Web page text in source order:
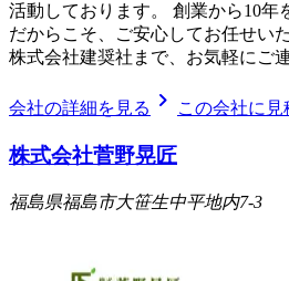
活動しております。 創業から10年
だからこそ、ご安心してお任せい
株式会社建奨社まで、お気軽にご
会社の詳細を見る chevron_right この会社に
株式会社菅野晃匠
福島県福島市大笹生中平地内7-3